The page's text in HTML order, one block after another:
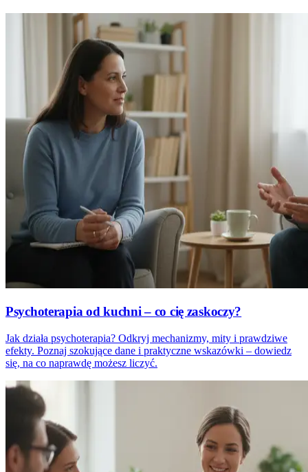
Psychoterapia od kuchni – co cię zaskoczy?
Jak działa psychoterapia? Odkryj mechanizmy, mity i prawdziwe
efekty. Poznaj szokujące dane i praktyczne wskazówki – dowiedz
się, na co naprawdę możesz liczyć.